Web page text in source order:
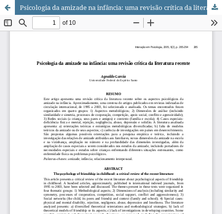
Psicologia da amizade na infância: uma revisão crítica da literatura recente